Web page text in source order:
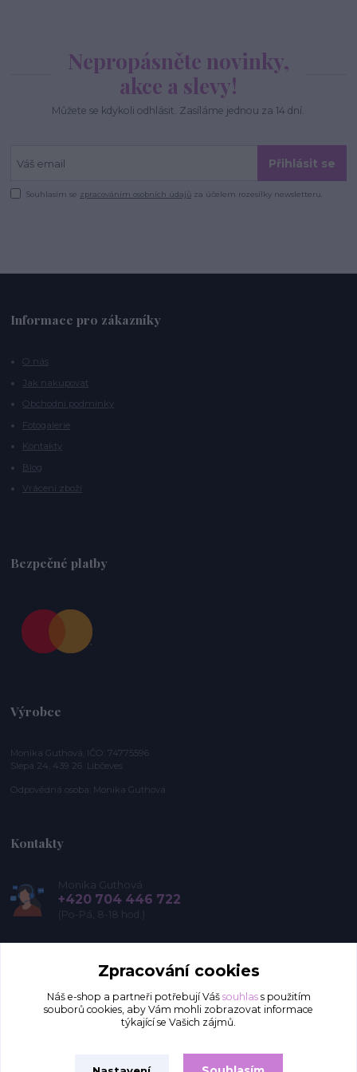
Nepropásněte novinky,
akce a slevy!
Můžete se kdykoli odhlásit. Zasíláme jednou za 14 dní.
Přihlásit se
Souhlasím se zpracováním osobních údajů za účelem rozesílky newsletteru.
Informace pro zákazníky
O nás
Jak nakupovat
Obchodní podmínky
Fotogalerie
Kontakty
Blog
Vrácení zboží
Bezpečné platby
Výrobce
Monika Guthová, IČO: 74775596
Slepá 24, 439 26 Libčeves
Odpovědná osoba: Monika Guthová
Kontakty
Monika Guthová
+420 704 446 722
(Po-Pá, 8-18 hod.)
Zpracování cookies
Náš e-shop a partneři potřebují Váš souhlass použitím
souborů cookies, aby Vám mohli zobrazovat informace
týkající se Vašich zájmů.